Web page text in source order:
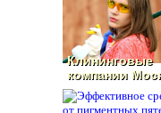
Клининговые
компании
как выбрать
лучших